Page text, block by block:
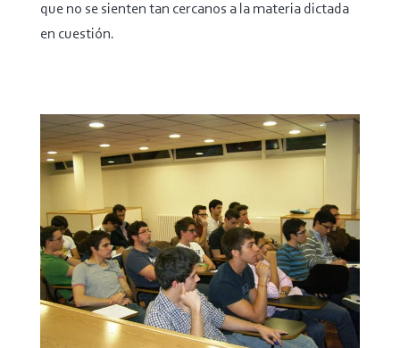
que no se sienten tan cercanos a la materia dictada
en cuestión.